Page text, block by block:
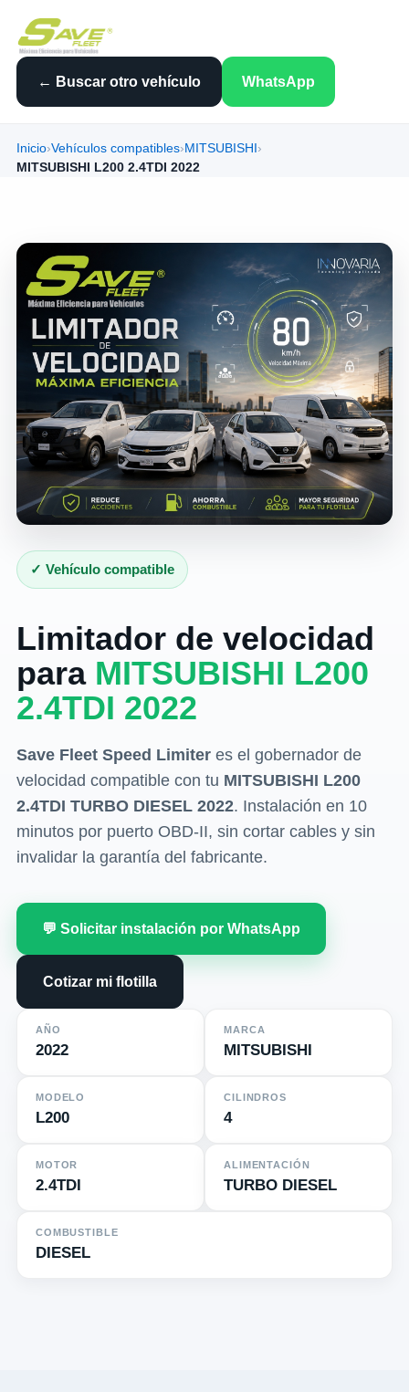
← Buscar otro vehículo WhatsApp
Inicio›Vehículos compatibles› MITSUBISHI ›
MITSUBISHI L200 2.4TDI 2022
✓ Vehículo compatible
Limitador de velocidad
para MITSUBISHI L200
2.4TDI 2022
Save Fleet Speed Limiteres el gobernador de
velocidad compatible con tu MITSUBISHI L200
2.4TDI TURBO DIESEL 2022. Instalación en 10
minutos por puerto OBD-II, sin cortar cables y sin
invalidar la garantía del fabricante.
💬 Solicitar instalación por WhatsApp
Cotizar mi flotilla
AÑO
2022
MARCA
MITSUBISHI
MODELO
L200
CILINDROS
4
MOTOR
2.4TDI
ALIMENTACIÓN
TURBO DIESEL
COMBUSTIBLE
DIESEL